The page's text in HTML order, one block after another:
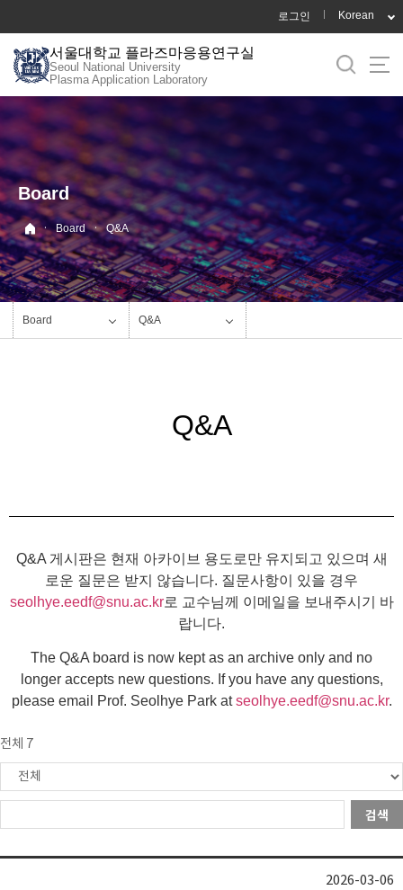
로
메
뉴
로그인 Korean
서울대학교 플라즈마응용연구실
Seoul National University
Plasma Application Laboratory
Board
· Board · Q&A
Board Q&A
Q&A
Q&A 게시판은 현재 아카이브 용도로만 유지되고 있으며 새
로운 질문은 받지 않습니다. 질문사항이 있을 경우
seolhye.eedf@snu.ac.kr로 교수님께 이메일을 보내주시기 바
랍니다.
The Q&A board is now kept as an archive only and no
longer accepts new questions. If you have any questions,
please email Prof. Seolhye Park atseolhye.eedf@snu.ac.kr.
전체 7
검색
2026-03-06